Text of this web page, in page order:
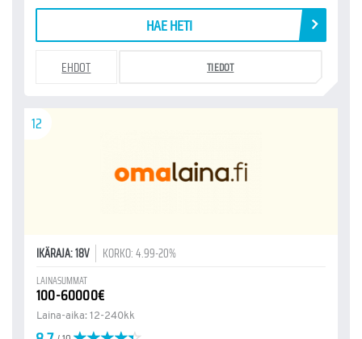
HAE HETI
EHDOT TIEDOT
12
IKÄRAJA: 18V KORKO: 4.99-20%
LAINASUMMAT
100-60000€
Laina-aika: 12-240kk